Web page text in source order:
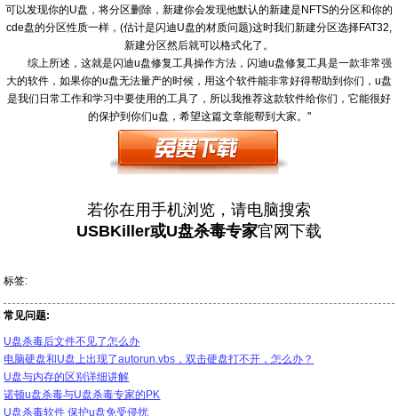
可以发现你的U盘，将分区删除，新建你会发现他默认的新建是NFTS的分区和你的
cde盘的分区性质一样，(估计是闪迪U盘的材质问题)这时我们新建分区选择FAT32,
新建分区然后就可以格式化了。
综上所述，这就是闪迪u盘修复工具操作方法，闪迪u盘修复工具是一款非常强
大的软件，如果你的u盘无法量产的时候，用这个软件能非常好得帮助到你们，u盘
是我们日常工作和学习中要使用的工具了，所以我推荐这款软件给你们，它能很好
的保护到你们u盘，希望这篇文章能帮到大家。"
若你在用手机浏览，请电脑搜索
USBKiller或U盘杀毒专家官网下载
标签:
常见问题:
U盘杀毒后文件不见了怎么办
电脑硬盘和U盘上出现了autorun.vbs，双击硬盘打不开，怎么办？
U盘与内存的区别详细讲解
诺顿u盘杀毒与U盘杀毒专家的PK
U盘杀毒软件 保护u盘免受侵扰